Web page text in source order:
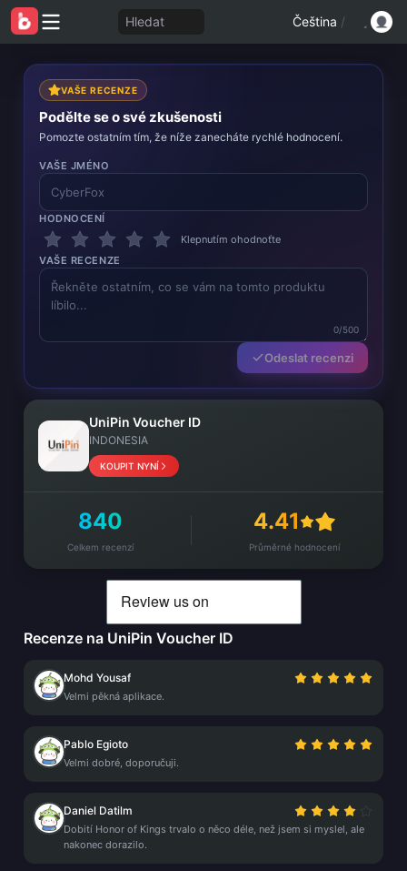
Hledat Čeština /
VAŠE RECENZE
Podělte se o své zkušenosti
Pomozte ostatním tím, že níže zanecháte rychlé hodnocení.
VAŠE JMÉNO
HODNOCENÍ
Klepnutím ohodnoťte
VAŠE RECENZE
0/500
Odeslat recenzi
UniPin Voucher ID
INDONESIA
KOUPIT NYNÍ
840
Celkem recenzí
4.41
Průměrné hodnocení
Recenze na UniPin Voucher ID
Mohd Yousaf
Velmi pěkná aplikace.
Pablo Egioto
Velmi dobré, doporučuji.
Daniel Datilm
Dobití Honor of Kings trvalo o něco déle, než jsem si myslel, ale
nakonec dorazilo.